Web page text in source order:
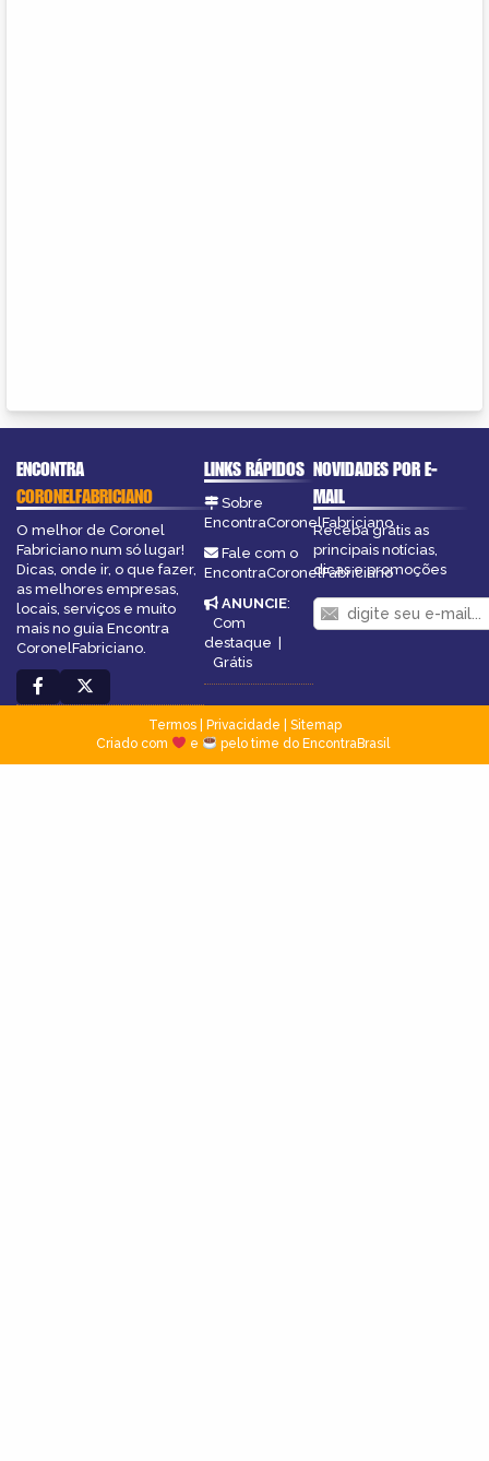
ENCONTRA
CORONELFABRICIANO
O melhor de Coronel
Fabriciano num só lugar!
Dicas, onde ir, o que fazer,
as melhores empresas,
locais, serviços e muito
mais no guia Encontra
CoronelFabriciano.
LINKS RÁPIDOS
Sobre
EncontraCoronelFabriciano
Fale com o
EncontraCoronelFabriciano
ANUNCIE:
Com
destaque |
Grátis
NOVIDADES POR E-
MAIL
Receba grátis as
principais notícias,
dicas e promoções
Termos| Privacidade
Sitemap
Criado com
e pelo time do EncontraBrasil